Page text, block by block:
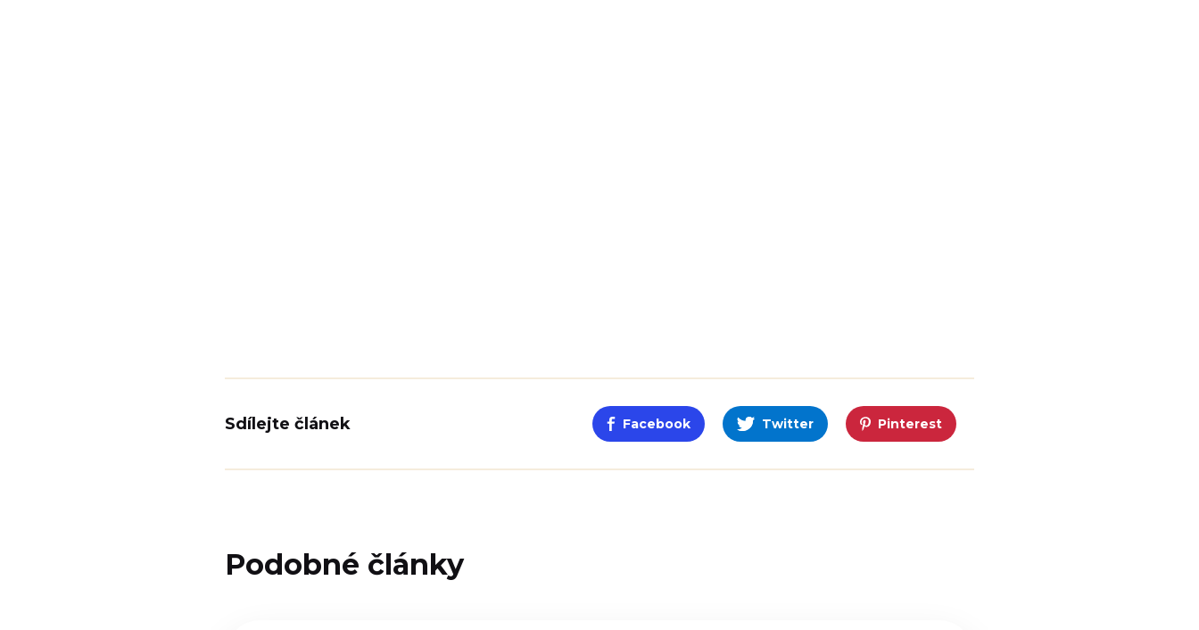
Sdílejte článek Facebook Twitter Pinterest
Podobné články